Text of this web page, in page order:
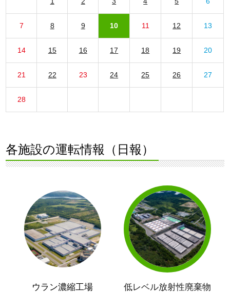
7 8 9 10 11 12 13
14 15 16 17 18 19 20
21 22 23 24 25 26 27
28
各施設の運転情報（日報）
ウラン濃縮工場
低レベル放射性廃棄物